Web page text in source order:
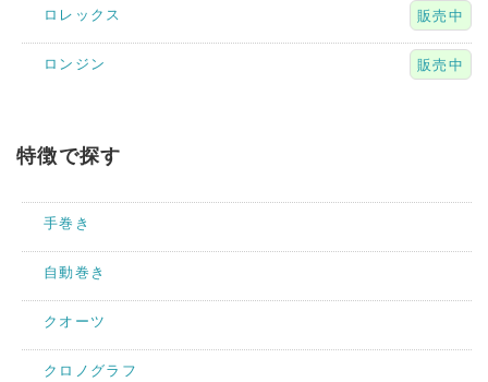
ロレックス 販売中
ロンジン 販売中
特徴で探す
手巻き
自動巻き
クオーツ
クロノグラフ